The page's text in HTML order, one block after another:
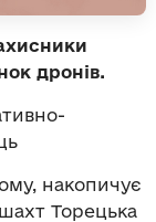
дронів.
накопичує
Торецька